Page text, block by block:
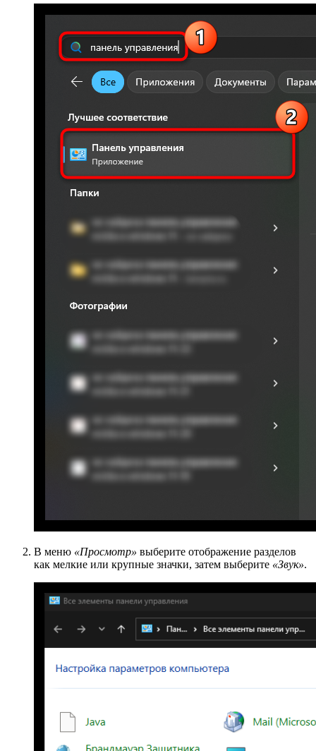
В меню «Просмотр» выберите отображение разделов
как мелкие или крупные значки, затем выберите «Звук».